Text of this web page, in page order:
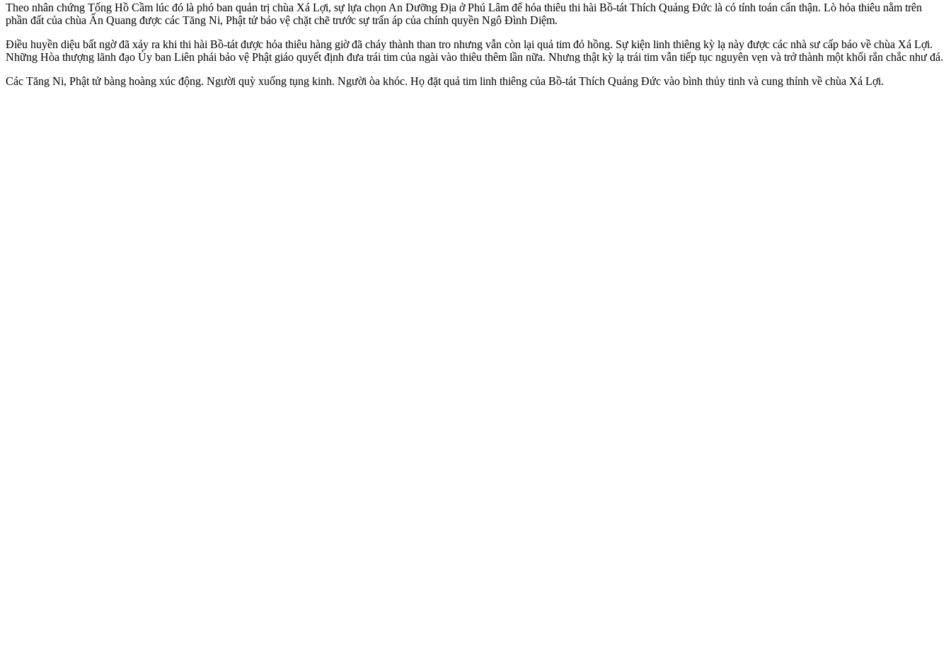
Theo nhân chứng Tống Hồ Cầm lúc đó là phó ban quản trị chùa Xá Lợi, sự lựa chọn An Dưỡng Địa ở Phú Lâm để hỏa thiêu thi hài Bồ-tát Thích Quảng Đức là có tính toán cẩn thận. Lò hỏa thiêu nằm trên
phần đất của chùa Ấn Quang được các Tăng Ni, Phật tử bảo vệ chặt chẽ trước sự trấn áp của chính quyền Ngô Đình Diệm.
Điều huyền diệu bất ngờ đã xảy ra khi thi hài Bồ-tát được hỏa thiêu hàng giờ đã cháy thành than tro nhưng vẫn còn lại quả tim đỏ hồng. Sự kiện linh thiêng kỳ lạ này được các nhà sư cấp báo về chùa Xá Lợi.
Những Hòa thượng lãnh đạo Ủy ban Liên phái bảo vệ Phật giáo quyết định đưa trái tim của ngài vào thiêu thêm lần nữa. Nhưng thật kỳ lạ trái tim vẫn tiếp tục nguyên vẹn và trở thành một khối rắn chắc như đá.
Các Tăng Ni, Phật tử bàng hoàng xúc động. Người quỳ xuống tụng kinh. Người òa khóc. Họ đặt quả tim linh thiêng của Bồ-tát Thích Quảng Đức vào bình thủy tinh và cung thỉnh về chùa Xá Lợi.